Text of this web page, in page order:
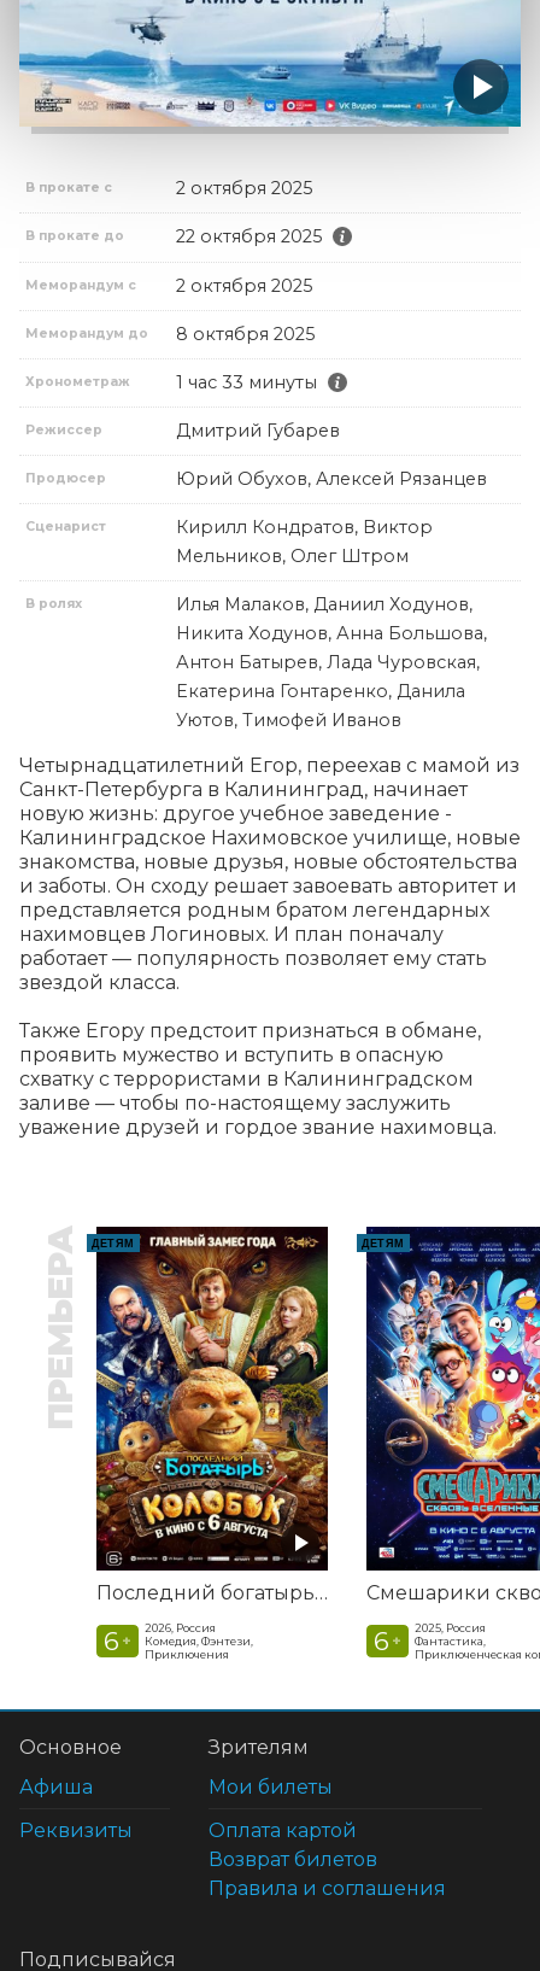
В прокате с 2 октября 2025
В прокате до 22 октября 2025
Меморандум с 2 октября 2025
Меморандум до 8 октября 2025
Хронометраж 1 час 33 минуты
Режиссер Дмитрий Губарев
Продюсер Юрий Обухов, Алексей Рязанцев
Сценарист
Кирилл Кондратов, Виктор
Мельников, Олег Штром
В ролях
Илья Малаков, Даниил Ходунов,
Никита Ходунов, Анна Большова,
Антон Батырев, Лада Чуровская,
Екатерина Гонтаренко, Данила
Уютов, Тимофей Иванов
Четырнадцатилетний Егор, переехав с мамой из
Санкт-Петербурга в Калининград, начинает
новую жизнь: другое учебное заведение -
Калининградское Нахимовское училище, новые
знакомства, новые друзья, новые обстоятельства
и заботы. Он сходу решает завоевать авторитет и
представляется родным братом легендарных
нахимовцев Логиновых. И план поначалу
работает — популярность позволяет ему стать
звездой класса.
Также Егору предстоит признаться в обмане,
проявить мужество и вступить в опасную
схватку с террористами в Калининградском
заливе — чтобы по-настоящему заслужить
уважение друзей и гордое звание нахимовца.
ПРЕМЬЕРА ДЕТЯМ
Последний богатырь. Колобок
6 +
2026, Россия
Комедия, Фэнтези,
Приключения
ДЕТЯМ
6 +
2025, Россия
Фантастика,
Приключенческая
Основное
Афиша
Реквизиты
Зрителям
Мои билеты
Оплата картой
Возврат билетов
Правила и соглашения
Подписывайся